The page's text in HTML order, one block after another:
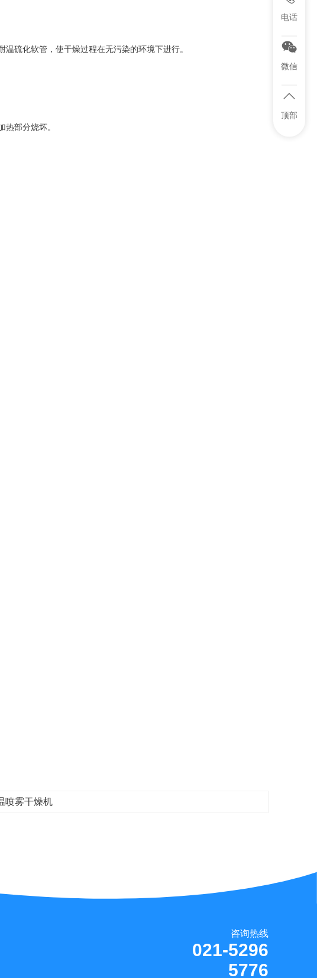
硫化软管，使干燥过程在无污染的环境下进行。
部分烧坏。
喷雾干燥机
咨询热线
021-5296
5776
电话
微信
顶部